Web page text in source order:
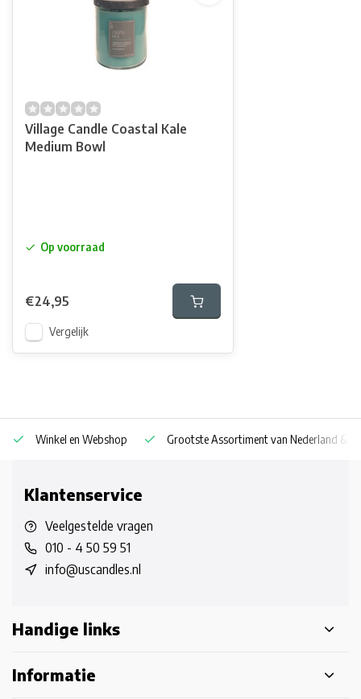
Village Candle Coastal Kale
Medium Bowl
Op voorraad
€24,95
Vergelijk
Winkel en Webshop Grootste Assortiment van Nederland &
Klantenservice
Veelgestelde vragen
010 - 4 50 59 51
info@uscandles.nl
Handige links
Informatie